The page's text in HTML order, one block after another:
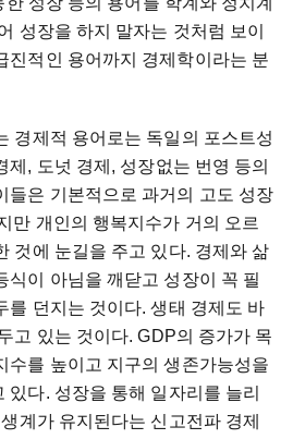
성장을 하지 말자는 것처럼 보이
진적인 용어까지 경제학이라는 분
경제적 용어로는 독일의 포스트성
제, 도넛 경제, 성장없는 번영 등의
들은 기본적으로 과거의 고도 성장
만 개인의 행복지수가 거의 오르
것에 눈길을 주고 있다. 경제와 삶
식이 아님을 깨닫고 성장이 꼭 필
를 던지는 것이다. 생태 경제도 바
고 있는 것이다. GDP의 증가가 목
수를 높이고 지구의 생존가능성을
있다. 성장을 통해 일자리를 늘리
계가 유지된다는 신고전파 경제